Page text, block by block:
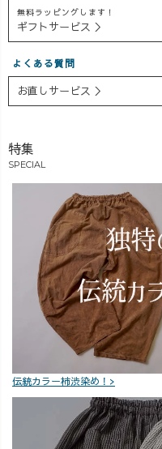
前作よりも進
化して、 ✔ コッ
着丈も“ほどよく
長め”にアップデ
る絶妙なシルエ
もスニーカーに
も合う、冬の万
能ボトムです。
今週末の発売
に向けて、
UZUiROクルー
もみんなソワソ
ワしていま
す…！笑 「こ
れ絶対かわいい
いでほしい！」
「セットで着た
ら最強じゃ
ん…！」 そん
た
を
がっ
全
は
いて
た。 「細く見せ
た
り
れ
て
私
よ
る
っ
無料ラッピングします！
ギフトサービス ＞
よくある質問
お直しサービス ＞
特集
SPECIAL
伝統カラー柿渋染め！>